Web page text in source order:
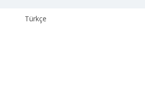
Türkçe